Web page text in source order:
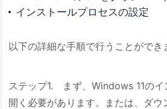
インストールプロセスの設定
以下の詳細な手順で行うことができ
ステップ1. まず、Windows 11のイ
開く必要があります。または、ダウ